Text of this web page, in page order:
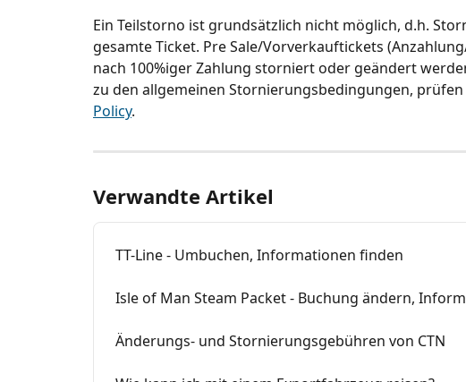
Ein Teilstorno ist grundsätzlich nicht möglich, d.h.
gesamte Ticket. Pre Sale/Vorverkauftickets
nach 100%iger Zahlung storniert oder geändert
zu den allgemeinen Stornierungsbedingungen,
Policy.
Verwandte Artikel
TT-Line - Umbuchen, Informationen finden
Isle of Man Steam Packet - Buchung ändern,
Änderungs- und Stornierungsgebühren von CTN